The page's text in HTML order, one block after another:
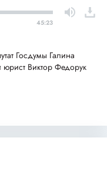
45:23
Госдумы Галина
юрист Виктор Федорук